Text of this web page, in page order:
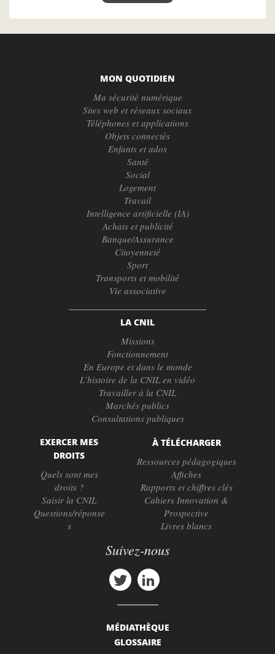
MON QUOTIDIEN
Ma sécurité numérique
Sites web et réseaux sociaux
Téléphones et applications
Objets connectés
Enfants et ados
Santé
Social
Logement
Travail
Intelligence artificielle (IA)
Achats et publicité
Banque/Assurance
Citoyenneté
Sport
Transports et mobilité
Vie associative
LA CNIL
Missions
Fonctionnement
En Europe et dans le monde
L’histoire de la CNIL en vidéo
Travailler à la CNIL
Marchés publics
Consultations publiques
EXERCER MES
DROITS
Quels sont mes
droits ?
Saisir la CNIL
Questions/réponse
s
À TÉLÉCHARGER
Ressources pédagogiques
Affiches
Rapports et chiffres clés
Cahiers Innovation &
Prospective
Livres blancs
Suivez-nous
MÉDIATHÈQUE
GLOSSAIRE